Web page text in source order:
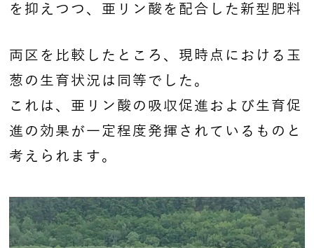
を抑えつつ、亜リン酸を配合した新型肥料
両区を比較したところ、現時点における玉
葱の生育状況は同等でした。
これは、亜リン酸の吸収促進および生育促
進の効果が一定程度発揮されているものと
考えられます。